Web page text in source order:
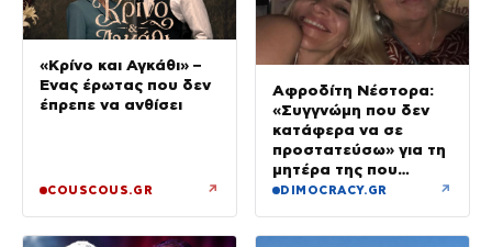
«Κρίνο και Αγκάθι» –
Ένας έρωτας που δεν
έπρεπε να ανθίσει
COUSCOUS.GR ↗
Αφροδίτη Νέστορα:
«Συγγνώμη που δεν
κατάφερα να σε
προστατεύσω» για τη
μητέρα της που
σκοτώθηκε στην
DIMOCRACY.GR ↗